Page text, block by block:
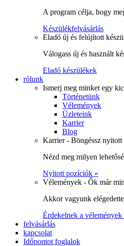
A program célja, hogy
Készülékfelvásárlás
Eladó új és felújított
Válogass új és használt
Eladó készülékek
rólunk
Ismerj meg minket egy
Történetünk
Vélemények
Üzleteink
Karrier
Blog
Karrier - Böngéssz
Nézd meg milyen
Nyitott pozíciók »
Vélemények - Ők már
Akkor vagyunk
Érdekelnek a vélemények
felvásárlás
kapcsolat
Időpontot foglalok